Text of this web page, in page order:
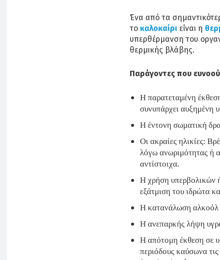
Ένα από τα
το καλοκαίρι είναι η
υπερθέρμανση του
θερμικής βλάβης.
Παράγοντες που
Η παρατεταμένη
συνυπάρχει αυξημένη
Η έντονη σωματική
Οι ακραίες ηλικίες:
λόγω ανωριμότητας ή
αντίστοιχα.
Η χρήση υπερβολικών
εξάτμιση του ιδρώτα
Η κατανάλωση αλκοόλ
Η ανεπαρκής λήψη
Η απότομη έκθεση σε
περιόδους καύσωνα